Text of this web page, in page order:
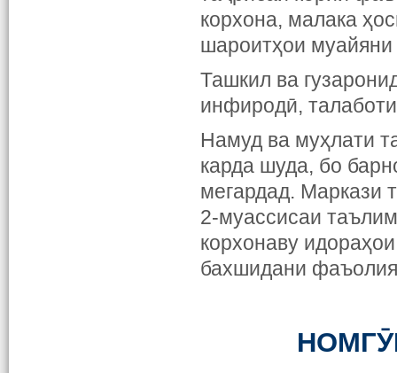
корхона, малака
шароитҳои муайяни
Ташкил ва
инфиродӣ,
Намуд ва муҳлати
карда шуда, бо
мегардад. Маркази
2-муассисаи
корхонаву
бахшидани